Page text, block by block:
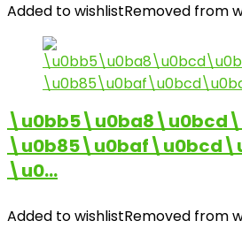
Added to wishlistRemoved from
\u0…
Added to wishlistRemoved from